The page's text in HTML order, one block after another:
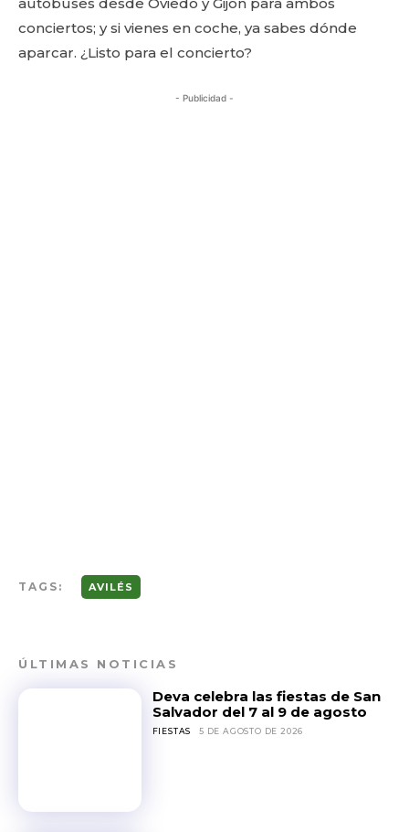
conciertos; y si vienes en coche, ya sabes dónde
aparcar. ¿Listo para el concierto?
- Publicidad -
TAGS: AVILÉS
ÚLTIMAS NOTICIAS
Deva celebra las fiestas de San
Salvador del 7 al 9 de agosto
FIESTAS 5 DE AGOSTO DE 2026